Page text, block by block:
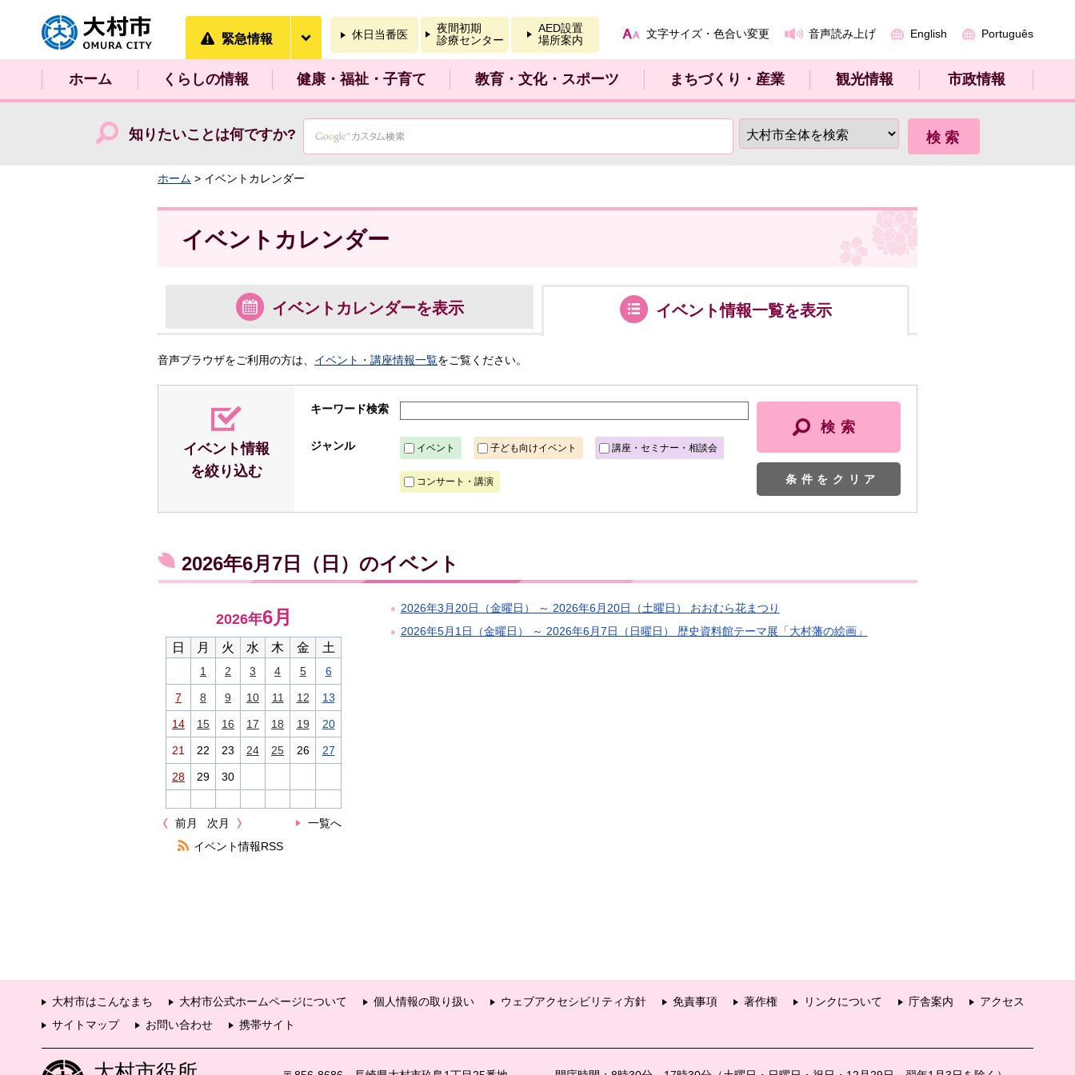
大村市
緊急情報 休日当番医
夜間初期
診療センター
AED設置
場所案内
文字サイズ・色合い変更 音声読み上げ English Português
ホーム くらしの情報 健康・福祉・子育て 教育・文化・スポーツ まちづくり・産業 観光情報 市政情報
知りたいことは何ですか?
ホーム > イベントカレンダー
イベントカレンダー
イベント カレンダーを表示 イベント情報一覧を表示
音声ブラウザをご利用の方は、 イベント・講座情報一覧をご覧ください。
イベント情報
を絞り込む
キーワード検索
ジャンル イベント 子ども向けイベント 講座・セミナー・相談会
コンサート・講演 条件をクリア
2026年6月7日（日）のイベント
2026年6月
日 月 火 水 木 金 土
1 2 3 4 5 6
7 8 9 10 11 12 13
14 15 16 17 18 19 20
21 22 23 24 25 26 27
28 29 30
前月 一覧へ
次月
イベント情報RSS
2026年3月20日（金曜日） ～ 2026年6月20日（土曜日） おおむら花まつり
2026年5月1日（金曜日） ～ 2026年6月7日（日曜日） 歴史資料館テーマ展「大村藩の絵画」
大村市はこんなまち 大村市公式ホームページについて 個人情報の取り扱い ウェブアクセシビリティ方針 免責事項 著作権 リンクについて 庁舎案内
アクセス
サイトマップ
お問い合わせ 携帯サイト